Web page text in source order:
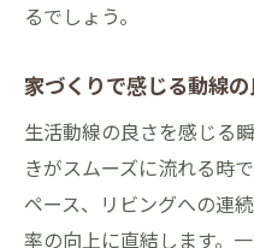
るでしょう。
家づくりで感じる動線
生活動線の良さを感じる
きがスムーズに流れる時
ペース、リビングへの連
率の向上に直結します。